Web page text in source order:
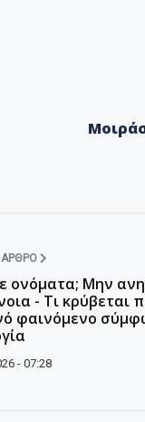
ονόματα; Μην
- Τι κρύβεται
φαινόμενο
- 07:28